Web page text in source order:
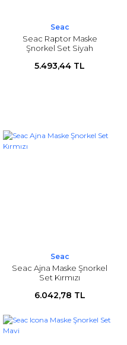
Seac
Seac Raptor Maske
Şnorkel Set Siyah
5.493,44 TL
Seac
Seac Ajna Maske Şnorkel
Set Kırmızı
6.042,78 TL